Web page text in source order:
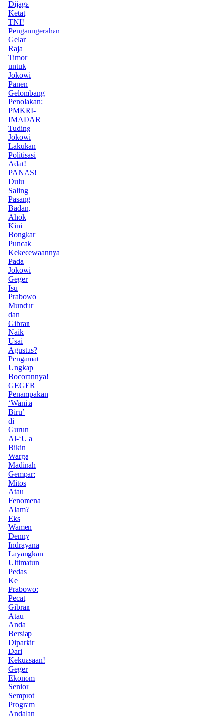
Dijaga
Ketat
TNI!
Penganugerahan
Gelar
Raja
Timor
untuk
Jokowi
Panen
Gelombang
Penolakan:
PMKRI-
IMADAR
Tuding
Jokowi
Lakukan
Politisasi
Adat!
PANAS!
Dulu
Saling
Pasang
Badan,
Ahok
Kini
Bongkar
Puncak
Kekecewaannya
Pada
Jokowi
Geger
Isu
Prabowo
Mundur
dan
Gibran
Naik
Usai
Agustus?
Pengamat
Ungkap
Bocorannya!
GEGER
Penampakan
‘Wanita
Biru’
di
Gurun
Al-‘Ula
Bikin
Warga
Madinah
Gempar:
Mitos
Atau
Fenomena
Alam?
Eks
Wamen
Denny
Indrayana
Layangkan
Ultimatun
Pedas
Ke
Prabowo:
Pecat
Gibran
Atau
Anda
Bersiap
Diparkir
Dari
Kekuasaan!
Geger
Ekonom
Senior
Semprot
Program
Andalan